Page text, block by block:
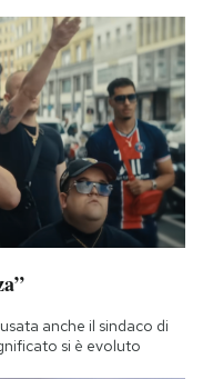
anche il sindaco di
si è evoluto